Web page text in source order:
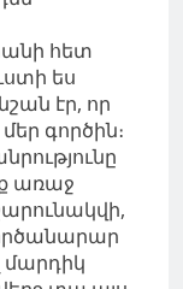
հետ
ես
էր, որ
գործին։
առաջ
մարդիկ